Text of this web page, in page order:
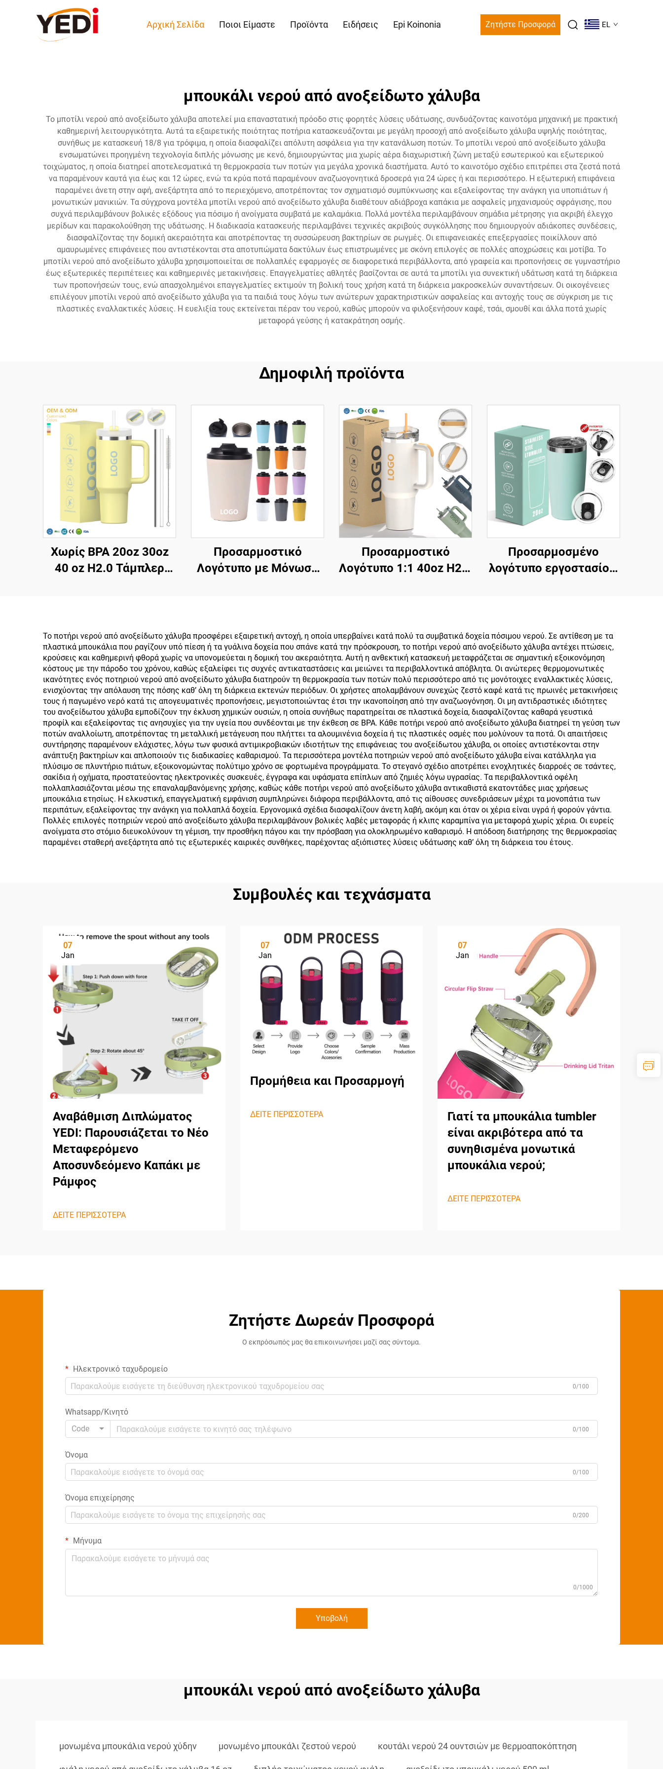
Αρχική Σελίδα Ποιοι Είμαστε Προϊόντα Ειδήσεις Epi Koinonia Ζητήστε Προσφορά EL
μπουκάλι νερού από ανοξείδωτο χάλυβα
Το μποτίλι νερού από ανοξείδωτο χάλυβα αποτελεί μια επαναστατική πρόοδο στις φορητές λύσεις υδάτωσης, συνδυάζοντας καινοτόμα μηχανική με πρακτική
καθημερινή λειτουργικότητα. Αυτά τα εξαιρετικής ποιότητας ποτήρια κατασκευάζονται με μεγάλη προσοχή από ανοξείδωτο χάλυβα υψηλής ποιότητας,
συνήθως με κατασκευή 18/8 για τρόφιμα, η οποία διασφαλίζει απόλυτη ασφάλεια για την κατανάλωση ποτών. Το μποτίλι νερού από ανοξείδωτο χάλυβα
ενσωματώνει προηγμένη τεχνολογία διπλής μόνωσης με κενό, δημιουργώντας μια χωρίς αέρα διαχωριστική ζώνη μεταξύ εσωτερικού και εξωτερικού
τοιχώματος, η οποία διατηρεί αποτελεσματικά τη θερμοκρασία των ποτών για μεγάλα χρονικά διαστήματα. Αυτό το καινοτόμο σχέδιο επιτρέπει στα ζεστά ποτά
να παραμένουν καυτά για έως και 12 ώρες, ενώ τα κρύα ποτά παραμένουν αναζωογονητικά δροσερά για 24 ώρες ή και περισσότερο. Η εξωτερική επιφάνεια
παραμένει άνετη στην αφή, ανεξάρτητα από το περιεχόμενο, αποτρέποντας τον σχηματισμό συμπύκνωσης και εξαλείφοντας την ανάγκη για υποπιάτων ή
μονωτικών μανικιών. Τα σύγχρονα μοντέλα μποτίλι νερού από ανοξείδωτο χάλυβα διαθέτουν αδιάβροχα καπάκια με ασφαλείς μηχανισμούς σφράγισης, που
συχνά περιλαμβάνουν βολικές εξόδους για πόσιμο ή ανοίγματα συμβατά με καλαμάκια. Πολλά μοντέλα περιλαμβάνουν σημάδια μέτρησης για ακριβή έλεγχο
μερίδων και παρακολούθηση της υδάτωσης. Η διαδικασία κατασκευής περιλαμβάνει τεχνικές ακριβούς συγκόλλησης που δημιουργούν αδιάκοπες συνδέσεις,
διασφαλίζοντας την δομική ακεραιότητα και αποτρέποντας τη συσσώρευση βακτηρίων σε ρωγμές. Οι επιφανειακές επεξεργασίες ποικίλλουν από
αμαυρωμένες επιφάνειες που αντιστέκονται στα αποτυπώματα δακτύλων έως επιστρωμένες με σκόνη επιλογές σε πολλές αποχρώσεις και μοτίβα. Το
μποτίλι νερού από ανοξείδωτο χάλυβα χρησιμοποιείται σε πολλαπλές εφαρμογές σε διαφορετικά περιβάλλοντα, από γραφεία και προπονήσεις σε γυμναστήριο
έως εξωτερικές περιπέτειες και καθημερινές μετακινήσεις. Επαγγελματίες αθλητές βασίζονται σε αυτά τα μποτίλι για συνεκτική υδάτωση κατά τη διάρκεια
των προπονήσεών τους, ενώ απασχολημένοι επαγγελματίες εκτιμούν τη βολική τους χρήση κατά τη διάρκεια μακροσκελών συναντήσεων. Οι οικογένειες
επιλέγουν μποτίλι νερού από ανοξείδωτο χάλυβα για τα παιδιά τους λόγω των ανώτερων χαρακτηριστικών ασφαλείας και αντοχής τους σε σύγκριση με τις
πλαστικές εναλλακτικές λύσεις. Η ευελιξία τους εκτείνεται πέραν του νερού, καθώς μπορούν να φιλοξενήσουν καφέ, τσάι, σμουθί και άλλα ποτά χωρίς
μεταφορά γεύσης ή κατακράτηση οσμής.
Δημοφιλή προϊόντα
Χωρίς BPA 20oz 30oz
40 oz H2.0 Τάμπλερ
μονωμένο κύπελλο από
ανοξείδωτο χάλυβα
Προσαρμοστικό
Λογότυπο με Μόνωση
Καφέ, Φορητά Δίτοιχα
Κενού Μαγκιούρια για
Καφέ με Αδιάρρηκτο
Καπάκι
Προσαρμοστικό
Λογότυπο 1:1 40oz H2.0
Κενό Ταξιδιωτικό
Κύπελο για Καφέ με
Ρούμπα για Ημέρα των
Ερωτών & Κάμπινγκ
Προσαρμοσμένο
λογότυπο εργοστασίου,
καπάκι 20oz, κούπες
από ανοξείδωτο ατσάλι
Το ποτήρι νερού από ανοξείδωτο χάλυβα προσφέρει εξαιρετική αντοχή, η οποία υπερβαίνει κατά πολύ τα συμβατικά δοχεία πόσιμου νερού. Σε αντίθεση με τα
πλαστικά μπουκάλια που ραγίζουν υπό πίεση ή τα γυάλινα δοχεία που σπάνε κατά την πρόσκρουση, το ποτήρι νερού από ανοξείδωτο χάλυβα αντέχει πτώσεις,
κρούσεις και καθημερινή φθορά χωρίς να υπονομεύεται η δομική του ακεραιότητα. Αυτή η ανθεκτική κατασκευή μεταφράζεται σε σημαντική εξοικονόμηση
κόστους με την πάροδο του χρόνου, καθώς εξαλείφει τις συχνές αντικαταστάσεις και μειώνει τα περιβαλλοντικά απόβλητα. Οι ανώτερες θερμομονωτικές
ικανότητες ενός ποτηριού νερού από ανοξείδωτο χάλυβα διατηρούν τη θερμοκρασία των ποτών πολύ περισσότερο από τις μονότοιχες εναλλακτικές λύσεις,
ενισχύοντας την απόλαυση της πόσης καθ’ όλη τη διάρκεια εκτενών περιόδων. Οι χρήστες απολαμβάνουν συνεχώς ζεστό καφέ κατά τις πρωινές μετακινήσεις
τους ή παγωμένο νερό κατά τις απογευματινές προπονήσεις, μεγιστοποιώντας έτσι την ικανοποίηση από την αναζωογόνηση. Οι μη αντιδραστικές ιδιότητες
του ανοξείδωτου χάλυβα εμποδίζουν την έκλυση χημικών ουσιών, η οποία συνήθως παρατηρείται σε πλαστικά δοχεία, διασφαλίζοντας καθαρά γευστικά
προφίλ και εξαλείφοντας τις ανησυχίες για την υγεία που συνδέονται με την έκθεση σε BPA. Κάθε ποτήρι νερού από ανοξείδωτο χάλυβα διατηρεί τη γεύση των
ποτών αναλλοίωτη, αποτρέποντας τη μεταλλική μετάγευση που πλήττει τα αλουμινένια δοχεία ή τις πλαστικές οσμές που μολύνουν τα ποτά. Οι απαιτήσεις
συντήρησης παραμένουν ελάχιστες, λόγω των φυσικά αντιμικροβιακών ιδιοτήτων της επιφάνειας του ανοξείδωτου χάλυβα, οι οποίες αντιστέκονται στην
ανάπτυξη βακτηρίων και απλοποιούν τις διαδικασίες καθαρισμού. Τα περισσότερα μοντέλα ποτηριών νερού από ανοξείδωτο χάλυβα είναι κατάλληλα για
πλύσιμο σε πλυντήριο πιάτων, εξοικονομώντας πολύτιμο χρόνο σε φορτωμένα προγράμματα. Το στεγανό σχέδιο αποτρέπει ενοχλητικές διαρροές σε τσάντες,
σακίδια ή οχήματα, προστατεύοντας ηλεκτρονικές συσκευές, έγγραφα και υφάσματα επίπλων από ζημιές λόγω υγρασίας. Τα περιβαλλοντικά οφέλη
πολλαπλασιάζονται μέσω της επαναλαμβανόμενης χρήσης, καθώς κάθε ποτήρι νερού από ανοξείδωτο χάλυβα αντικαθιστά εκατοντάδες μιας χρήσεως
μπουκάλια ετησίως. Η ελκυστική, επαγγελματική εμφάνιση συμπληρώνει διάφορα περιβάλλοντα, από τις αίθουσες συνεδριάσεων μέχρι τα μονοπάτια των
περιπάτων, εξαλείφοντας την ανάγκη για πολλαπλά δοχεία. Εργονομικά σχέδια διασφαλίζουν άνετη λαβή, ακόμη και όταν οι χέρια είναι υγρά ή φορούν γάντια.
Πολλές επιλογές ποτηριών νερού από ανοξείδωτο χάλυβα περιλαμβάνουν βολικές λαβές μεταφοράς ή κλιπς καραμπίνα για μεταφορά χωρίς χέρια. Οι ευρείς
ανοίγματα στο στόμιο διευκολύνουν τη γέμιση, την προσθήκη πάγου και την πρόσβαση για ολοκληρωμένο καθαρισμό. Η απόδοση διατήρησης της θερμοκρασίας
παραμένει σταθερή ανεξάρτητα από τις εξωτερικές καιρικές συνθήκες, παρέχοντας αξιόπιστες λύσεις υδάτωσης καθ’ όλη τη διάρκεια του έτους.
Συμβουλές και τεχνάσματα
07
Jan
Αναβάθμιση Διπλώματος
YEDI: Παρουσιάζεται το Νέο
Μεταφερόμενο
Αποσυνδεόμενο Καπάκι με
Ράμφος
ΔΕΙΤΕ ΠΕΡΙΣΣΟΤΕΡΑ
07
Jan
Προμήθεια και Προσαρμογή
ΔΕΙΤΕ ΠΕΡΙΣΣΟΤΕΡΑ
07
Jan
Γιατί τα μπουκάλια tumbler
είναι ακριβότερα από τα
συνηθισμένα μονωτικά
μπουκάλια νερού;
ΔΕΙΤΕ ΠΕΡΙΣΣΟΤΕΡΑ
Ζητήστε Δωρεάν Προσφορά
Ο εκπρόσωπός μας θα επικοινωνήσει μαζί σας σύντομα.
Ηλεκτρονικό ταχυδρομείο
0/100
Whatsapp/Κινητό
Code
0/100
Όνομα
0/100
Όνομα επιχείρησης
0/200
Μήνυμα
0/1000
Υποβολή
μπουκάλι νερού από ανοξείδωτο χάλυβα
μονωμένα μπουκάλια νερού χύδην μονωμένο μπουκάλι ζεστού νερού κουτάλι νερού 24 ουντσιών με θερμοαποκόπτηση